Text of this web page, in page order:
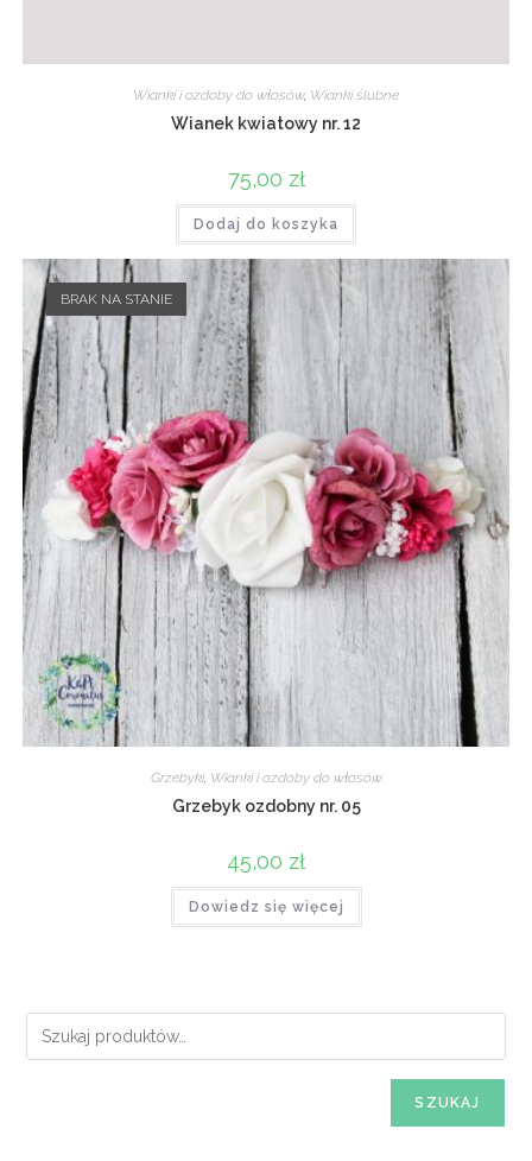
Wianki i ozdoby do włosów, Wianki ślubne
Wianek kwiatowy nr. 12
75,00 zł
Dodaj do koszyka
BRAK NA STANIE
Grzebyki, Wianki i ozdoby do włosów
Grzebyk ozdobny nr. 05
45,00 zł
Dowiedz się więcej
SZUKAJ